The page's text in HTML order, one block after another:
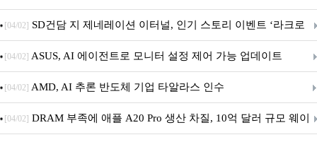
던전 13’ 참가!
[04/02] SD건담 지 제네레이션 이터널, 인기 스토리 이벤트 ‘라크로
아의 용사’ 재개최 및 풍성한 기념 이벤트 실시!
[04/02] ASUS, AI 에이전트로 모니터 설정 제어 가능 업데이트
[04/02] AMD, AI 추론 반도체 기업 타알라스 인수
[04/02] DRAM 부족에 애플 A20 Pro 생산 차질, 10억 달러 규모 웨이